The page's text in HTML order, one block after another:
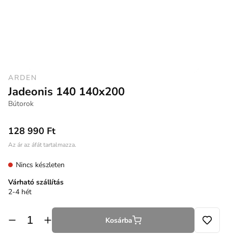
ARDEN
Jadeonis 140 140x200
Bútorok
128 990 Ft
Az ár az áfát tartalmazza.
Nincs készleten
Várható szállítás
2-4 hét
Kosárba